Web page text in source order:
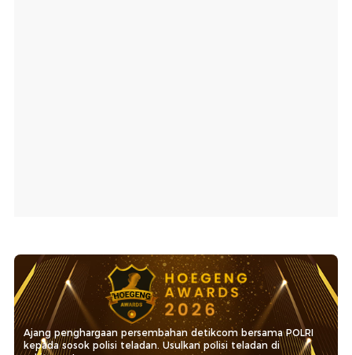
Ajang penghargaan persembahan detikcom bersama POLRI
kepada sosok polisi teladan. Usulkan polisi teladan di